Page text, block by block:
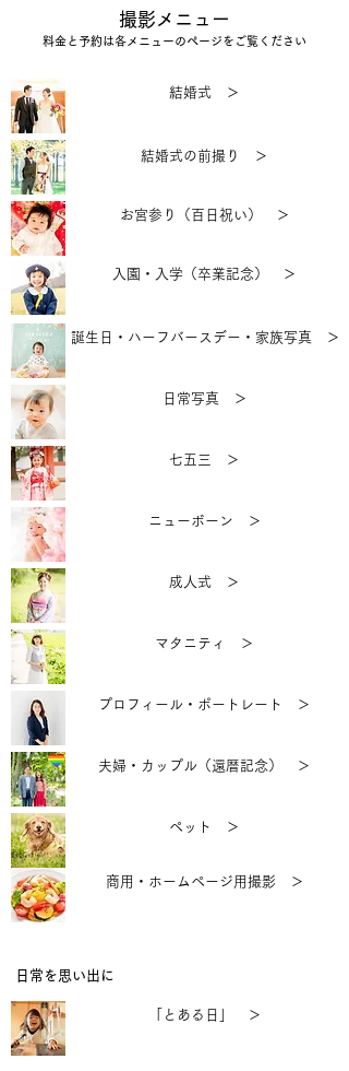
撮影メニュー
料金と予約は各メニューのページをご覧ください
結婚式 ＞
結婚式の前撮り ＞
お宮参り（百日祝い） ＞
入園・入学（卒業記念） ＞
誕生日・ハーフバースデー・家族写真 ＞
日常写真 ＞
七五三 ＞
ニューボーン ＞
成人式 ＞
マタニティ ＞
プロフィール・ポートレート ＞
夫婦・カップル（還暦記念） ＞
ペット ＞
商用・ホームページ用撮影 ＞
日常を思い出に
「とある日」 ＞